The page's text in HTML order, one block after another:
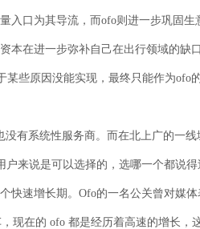
口为其导流，而ofo则进一步巩固生
本在进一步弥补自己在出行领域的缺口
些原因没能实现，最终只能作为ofo
有系统性服务商。而在北上广的一
来说是可以选择的，选哪一个都说
快速增长期。Ofo的一名公关曾对媒
现在的 ofo 都是经历着高速的增长，